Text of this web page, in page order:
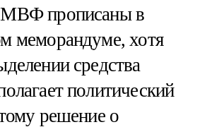
прописаны в
меморандуме, хотя
средства
политический
решение о